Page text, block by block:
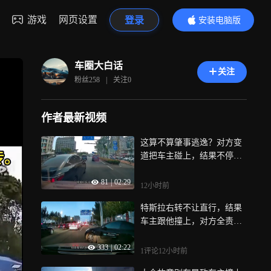
游戏 网页设置 登录
安装电脑版
内容更精彩
车圈大白话
粉丝258 | 关注0
关注
作者最新视频
81 | 02:29
这算不算肇事逃逸？对方变
道把车主碰上，结果不停车
12小时前
333 | 02:22
特斯拉右转不让直行，结果
车主跟他撞上，对方全责没
1评论12小时前